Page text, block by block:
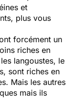
et
plus vous
forcément un
riches en
langoustes, le
sont riches en
Mais les autres
mais ils